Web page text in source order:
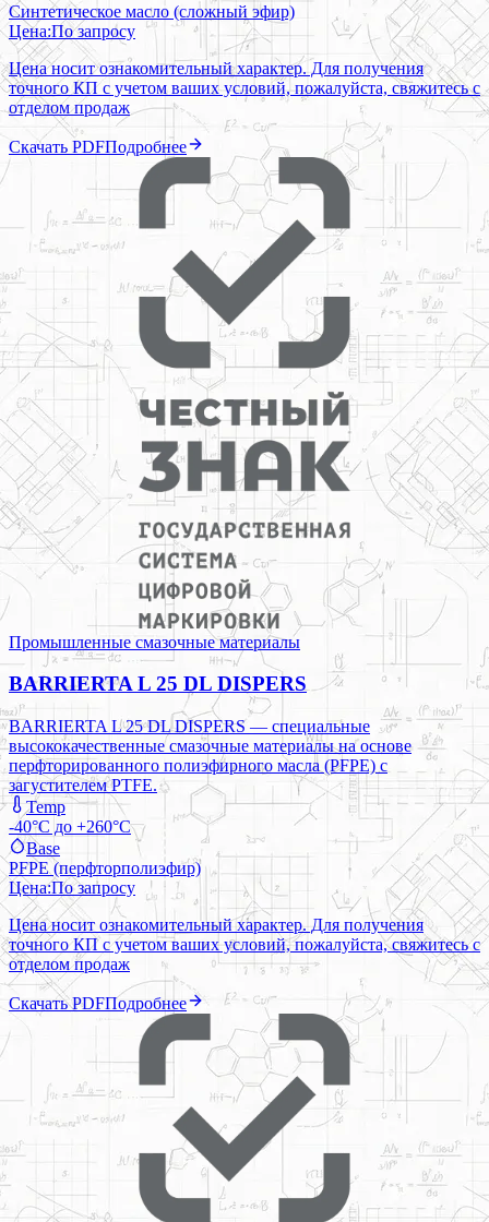
Синтетическое масло (сложный эфир)
Цена:По запросу
Цена носит ознакомительный характер. Для получения
точного КП с учетом ваших условий, пожалуйста, свяжитесь с
отделом продаж
Скачать PDFПодробнее
Промышленные смазочные материалы
BARRIERTA L 25 DL DISPERS
BARRIERTA L 25 DL DISPERS — специальные
высококачественные смазочные материалы на основе
перфторированного полиэфирного масла (PFPE) с
загустителем PTFE.
Temp
-40°C до +260°C
Base
PFPE (перфторполиэфир)
Цена:По запросу
Цена носит ознакомительный характер. Для получения
точного КП с учетом ваших условий, пожалуйста, свяжитесь с
отделом продаж
Скачать PDFПодробнее